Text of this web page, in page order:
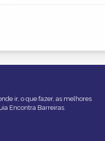
ir, o que fazer, as melhores
Encontra Barreiras.